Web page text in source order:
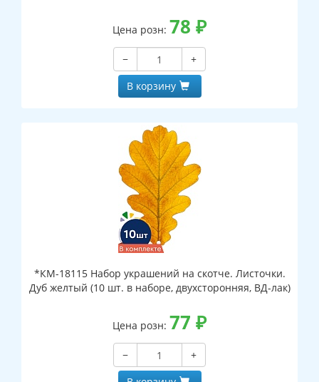
Цена розн: 78 ₽
−
+
В корзину
*КМ-18115 Набор украшений на скотче. Листочки.
Дуб желтый (10 шт. в наборе, двухсторонняя, ВД-лак)
Цена розн: 77 ₽
−
+